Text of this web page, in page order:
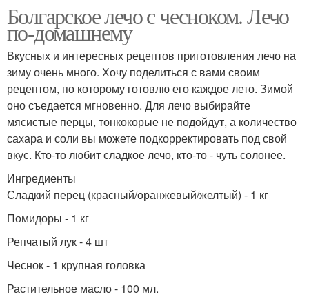
Болгарское лечо с чесноком. Лечо
по-домашнему
Вкусных и интересных рецептов приготовления лечо на
зиму очень много. Хочу поделиться с вами своим
рецептом, по которому готовлю его каждое лето. Зимой
оно съедается мгновенно. Для лечо выбирайте
мясистые перцы, тонкокорые не подойдут, а количество
сахара и соли вы можете подкорректировать под свой
вкус. Кто-то любит сладкое лечо, кто-то - чуть солонее.
Ингредиенты
Сладкий перец (красный/оранжевый/желтый) - 1 кг
Помидоры - 1 кг
Репчатый лук - 4 шт
Чеснок - 1 крупная головка
Растительное масло - 100 мл.